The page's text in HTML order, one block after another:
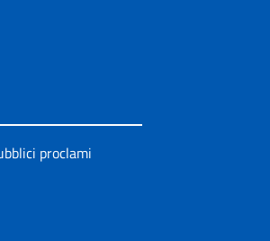
proclami